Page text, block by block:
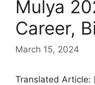
Mulya
Career,
March 15, 2024
Translated Article: [